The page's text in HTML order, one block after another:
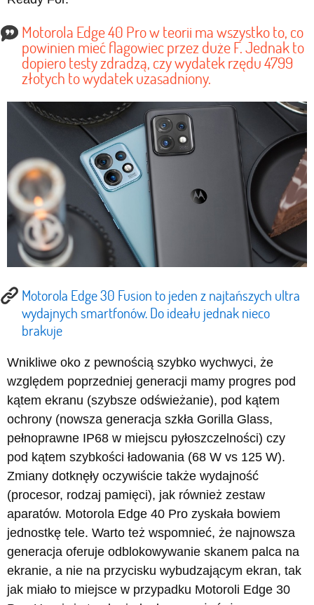
Motorola Edge 40 Pro w teorii ma wszystko to, co
powinien mieć flagowiec przez duże F. Jednak to
dopiero testy zdradzą, czy wydatek rzędu 4799
złotych to wydatek uzasadniony.
Motorola Edge 30 Fusion to jeden z najtańszych ultra
wydajnych smartfonów. Do ideału jednak nieco
brakuje
Wnikliwe oko z pewnością szybko wychwyci, że
względem poprzedniej generacji mamy progres pod
kątem ekranu (szybsze odświeżanie), pod kątem
ochrony (nowsza generacja szkła Gorilla Glass,
pełnoprawne IP68 w miejscu pyłoszczelności) czy
pod kątem szybkości ładowania (68 W vs 125 W).
Zmiany dotknęły oczywiście także wydajność
(procesor, rodzaj pamięci), jak również zestaw
aparatów. Motorola Edge 40 Pro zyskała bowiem
jednostkę tele. Warto też wspomnieć, że najnowsza
generacja oferuje odblokowywanie skanem palca na
ekranie, a nie na przycisku wybudzającym ekran, tak
jak miało to miejsce w przypadku Motoroli Edge 30